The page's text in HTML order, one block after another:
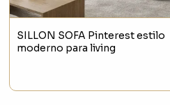
SILLON SOFA Pinterest estilo
moderno para living